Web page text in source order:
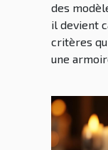
des
il devient
critères
une